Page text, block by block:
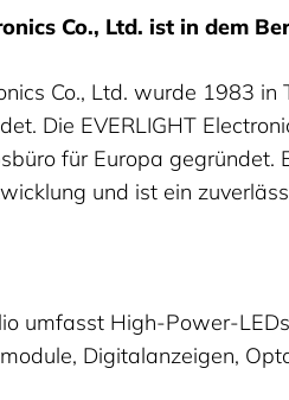
Co., Ltd. ist in dem
Co., Ltd. wurde 1983
Die EVERLIGHT
für Europa gegründet.
und ist ein
umfasst High-Power-
Digitalanzeigen,